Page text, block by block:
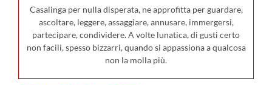
Casalinga per nulla disperata, ne approfitta per guardare,
ascoltare, leggere, assaggiare, annusare, immergersi,
partecipare, condividere. A volte lunatica, di gusti certo
non facili, spesso bizzarri, quando si appassiona a qualcosa
non la molla più.